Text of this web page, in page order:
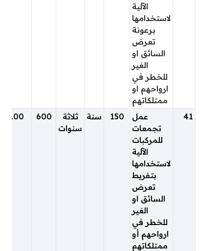
الآلية
لاستخدامها
برعونة
تعرض
السائق او
الغير
للخطر في
ارواحهم او
ممتلكاتهم
41
عمل
تجمعات
للمركبات
الآلية
لاستخدامها
بتفريط
تعرض
السائق او
الغير
للخطر في
ارواحهم أو
ممتلكاتهم
150 سنة
ثلاثة
سنوات
600
100